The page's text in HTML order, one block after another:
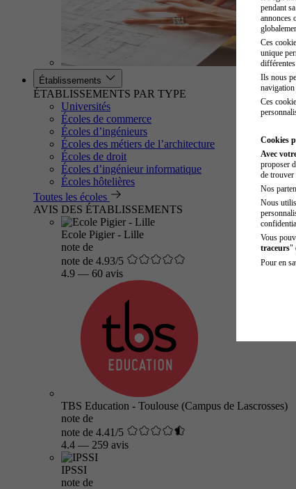
Établissements
ÉTABLISSEMENTS PAR TYPE
Universités
Écoles de commerce
Écoles d’ingénieurs
Écoles des métiers de l’architecture
Écoles de droit
Écoles d’ingénieur informatique
Écoles hôtelières
Toutes les écoles
AVIS DES ÉTABLISSEMENTS
Ecole Pigier - Lille
note de
note de 4.93/5
4.9 — 60 avis
TBS Education - Toulouse (Campus de Lascrosses)
note de
note de 4.41/5
4.4 — 259 avis
IPSSI
note de
pendant
annonces
Ces
unique
Ils nous
navigation
Ces
Cookies
Avec
proposer
de trouver
Nos
Nous
Vous
traceurs"
Pour en